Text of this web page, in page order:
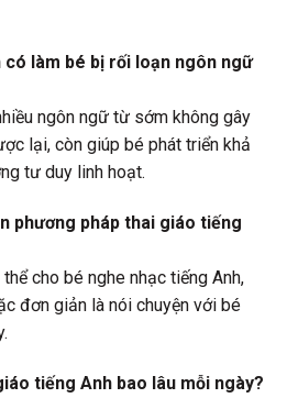
làm bé bị rối loạn ngôn ngữ
ngôn ngữ từ sớm không gây
lại, còn giúp bé phát triển khả
tư duy linh hoạt.
phương pháp thai giáo tiếng
cho bé nghe nhạc tiếng Anh,
đơn giản là nói chuyện với bé
tiếng Anh bao lâu mỗi ngày?